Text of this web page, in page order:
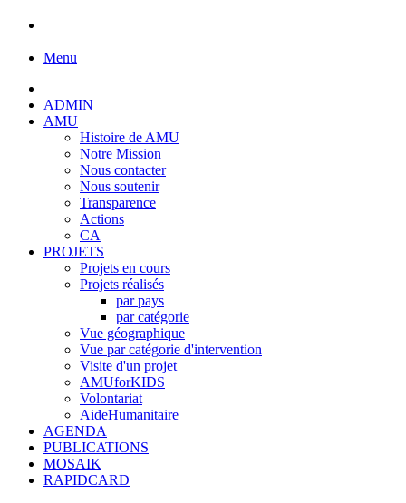
Menu
ADMIN
AMU
Histoire de AMU
Notre Mission
Nous contacter
Nous soutenir
Transparence
Actions
CA
PROJETS
Projets en cours
Projets réalisés
par pays
par catégorie
Vue géographique
Vue par catégorie d'intervention
Visite d'un projet
AMUforKIDS
Volontariat
AideHumanitaire
AGENDA
PUBLICATIONS
MOSAIK
RAPIDCARD